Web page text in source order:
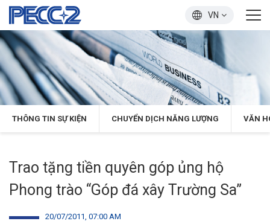
VN
THÔNG TIN SỰ KIỆN CHUYỂN DỊCH NĂNG LƯỢNG VĂN
Trao tặng tiền quyên góp ủng hộ
Phong trào “Góp đá xây Trường Sa”
20/07/2011, 07:00 AM